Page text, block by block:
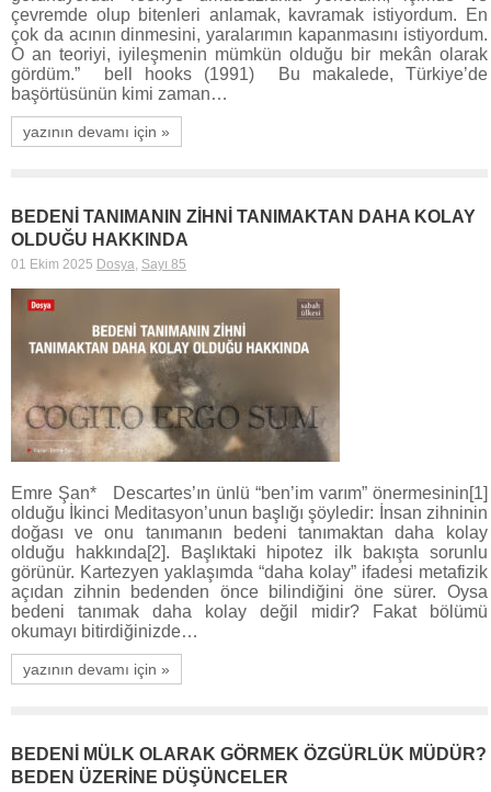
çevremde olup bitenleri anlamak, kavramak istiyordum. En
çok da acının dinmesini, yaralarımın kapanmasını istiyordum.
O an teoriyi, iyileşmenin mümkün olduğu bir mekân olarak
gördüm.” bell hooks (1991) Bu makalede, Türkiye’de
başörtüsünün kimi zaman…
yazının devamı için »
BEDENİ TANIMANIN ZİHNİ TANIMAKTAN DAHA KOLAY
OLDUĞU HAKKINDA
01 Ekim 2025 Dosya, Sayı 85
Emre Şan* Descartes’ın ünlü “ben’im varım” önermesinin[1]
olduğu İkinci Meditasyon’unun başlığı şöyledir: İnsan zihninin
doğası ve onu tanımanın bedeni tanımaktan daha kolay
olduğu hakkında[2]. Başlıktaki hipotez ilk bakışta sorunlu
görünür. Kartezyen yaklaşımda “daha kolay” ifadesi metafizik
açıdan zihnin bedenden önce bilindiğini öne sürer. Oysa
bedeni tanımak daha kolay değil midir? Fakat bölümü
okumayı bitirdiğinizde…
yazının devamı için »
BEDENİ MÜLK OLARAK GÖRMEK ÖZGÜRLÜK MÜDÜR?
BEDEN ÜZERİNE DÜŞÜNCELER